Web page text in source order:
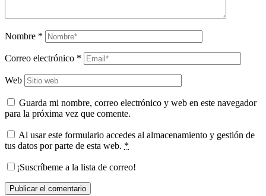
Nombre *
Correo electrónico *
Web
Guarda mi nombre, correo electrónico y web en este navegador
para la próxima vez que comente.
Al usar este formulario accedes al almacenamiento y gestión de
tus datos por parte de esta web. *
¡Suscríbeme a la lista de correo!
Publicar el comentario